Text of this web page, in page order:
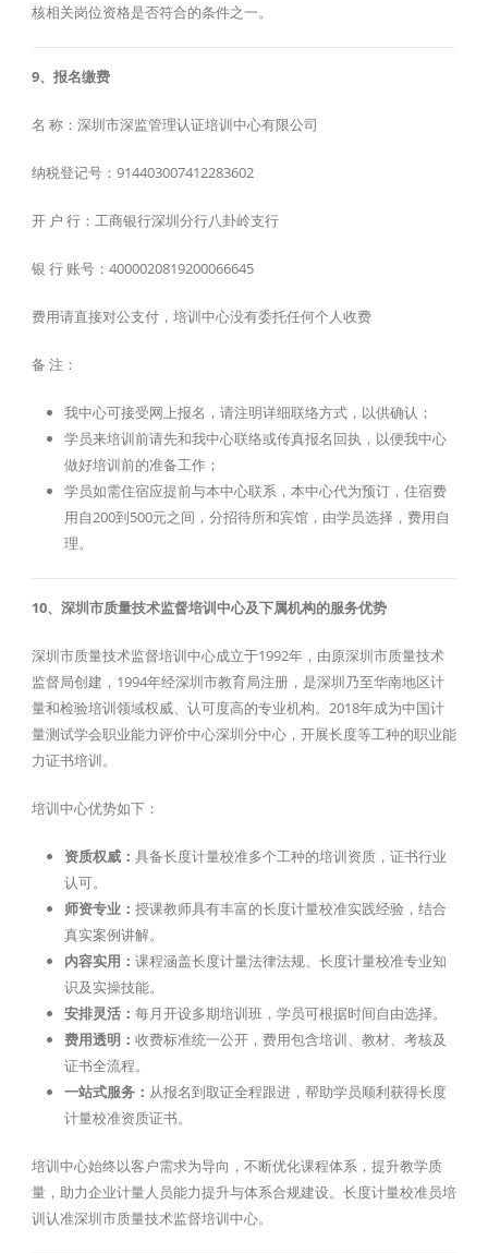
核相关岗位资格是否符合的条件之一。
9、报名缴费
名 称：深圳市深监管理认证培训中心有限公司
纳税登记号：914403007412283602
开 户 行：工商银行深圳分行八卦岭支行
银 行 账号：4000020819200066645
费用请直接对公支付，培训中心没有委托任何个人收费
备 注：
我中心可接受网上报名，请注明详细联络方式，以供确认；
学员来培训前请先和我中心联络或传真报名回执，以便我中心
做好培训前的准备工作；
学员如需住宿应提前与本中心联系，本中心代为预订，住宿费
用自200到500元之间，分招待所和宾馆，由学员选择，费用自
理。
10、深圳市质量技术监督培训中心及下属机构的服务优势
深圳市质量技术监督培训中心成立于1992年，由原深圳市质量技术
监督局创建，1994年经深圳市教育局注册，是深圳乃至华南地区计
量和检验培训领域权威、认可度高的专业机构。2018年成为中国计
量测试学会职业能力评价中心深圳分中心，开展长度等工种的职业能
力证书培训。
培训中心优势如下：
资质权威： 具备长度计量校准多个工种的培训资质，证书行业
认可。
师资专业： 授课教师具有丰富的长度计量校准实践经验，结合
真实案例讲解。
内容实用： 课程涵盖长度计量法律法规、长度计量校准专业知
识及实操技能。
安排灵活： 每月开设多期培训班，学员可根据时间自由选择。
费用透明： 收费标准统一公开，费用包含培训、教材、考核及
证书全流程。
一站式服务： 从报名到取证全程跟进，帮助学员顺利获得长度
计量校准资质证书。
培训中心始终以客户需求为导向，不断优化课程体系，提升教学质
量，助力企业计量人员能力提升与体系合规建设。长度计量校准员培
训认准深圳市质量技术监督培训中心。